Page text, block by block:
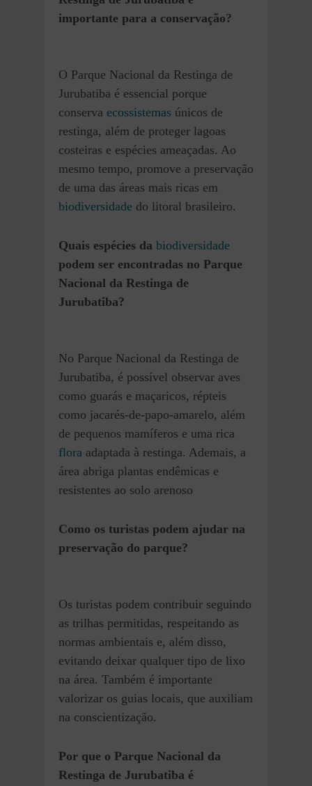
importante para a conservação?
O Parque Nacional da Restinga de
Jurubatiba é essencial porque
conserva ecossistemas únicos de
restinga, além de proteger lagoas
costeiras e espécies ameaçadas. Ao
mesmo tempo, promove a preservação
de uma das áreas mais ricas em
biodiversidade do litoral brasileiro.
Quais espécies da biodiversidade
podem ser encontradas no Parque
Nacional da Restinga de
Jurubatiba?
No Parque Nacional da Restinga de
Jurubatiba, é possível observar aves
como guarás e maçaricos, répteis
como jacarés-de-papo-amarelo, além
de pequenos mamíferos e uma rica
flora adaptada à restinga. Ademais, a
área abriga plantas endêmicas e
resistentes ao solo arenoso
Como os turistas podem ajudar na
preservação do parque?
Os turistas podem contribuir seguindo
as trilhas permitidas, respeitando as
normas ambientais e, além disso,
evitando deixar qualquer tipo de lixo
na área. Também é importante
valorizar os guias locais, que auxiliam
na conscientização.
Por que o Parque Nacional da
Restinga de Jurubatiba é